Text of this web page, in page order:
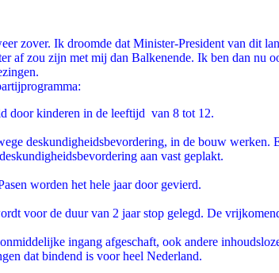
zover. Ik droomde dat Minister-President van dit
af zou zijn met mij dan Balkenende. Ik ben dan nu
door kinderen in de leeftijd van 8 tot 12.
deskundigheidsbevordering, in de bouw
aan vast geplakt.
worden het hele jaar door gevierd.
voor de duur van 2 jaar stop gelegd. De
ingang afgeschaft, ook andere
dat bindend is voor heel Nederland.